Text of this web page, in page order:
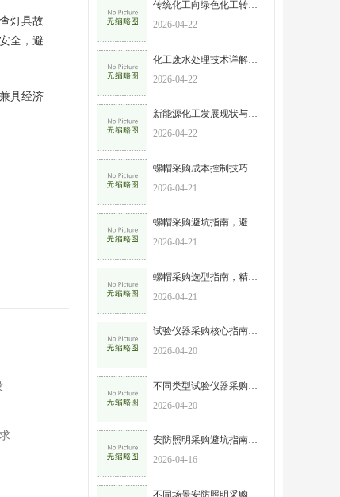
灯具故
全，避
具经济
传统化工向绿色化工转型的路径与策略
2026-04-22
化工废水处理技术详解，兼顾环保与效益
2026-04-22
新能源化工发展现状与趋势，助力“双碳”目标实现
2026-04-22
螺帽采购成本控制技巧，高效采购，实现性价比最大化
2026-04-21
螺帽采购避坑指南，避开这些误区，降低采购成本
2026-04-21
螺帽采购选型指南，精准匹配需求，规避采购风险
2026-04-21
试验仪器采购核心指南，新手也能避开陷阱，选对设备不踩坑
2026-04-20
2026-04-20
安防照明采购避坑指南，这6个误区一定要避开
2026-04-16